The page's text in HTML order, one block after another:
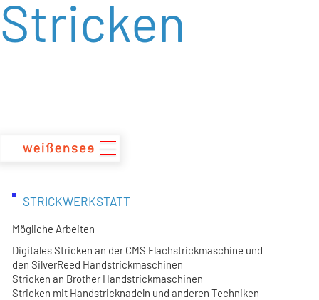
zum
Inhalt
Stricken
STRICKWERKSTATT
Mögliche Arbeiten
Digitales Stricken an der CMS Flachstrickmaschine und
den SilverReed Handstrickmaschinen
Stricken an Brother Handstrickmaschinen
Stricken mit Handstricknadeln und anderen Techniken